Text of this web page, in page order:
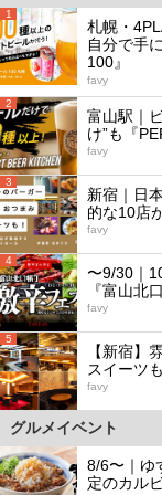
1
札幌・
自分で手
100』
favy
2
富山駅｜
け”も『
favy
3
新宿｜日
的な10店
favy
4
〜9/30｜
『富山北
favy
5
【新宿】
スイーツ
favy
グルメイベント
8/6〜｜ゆ
定のカル